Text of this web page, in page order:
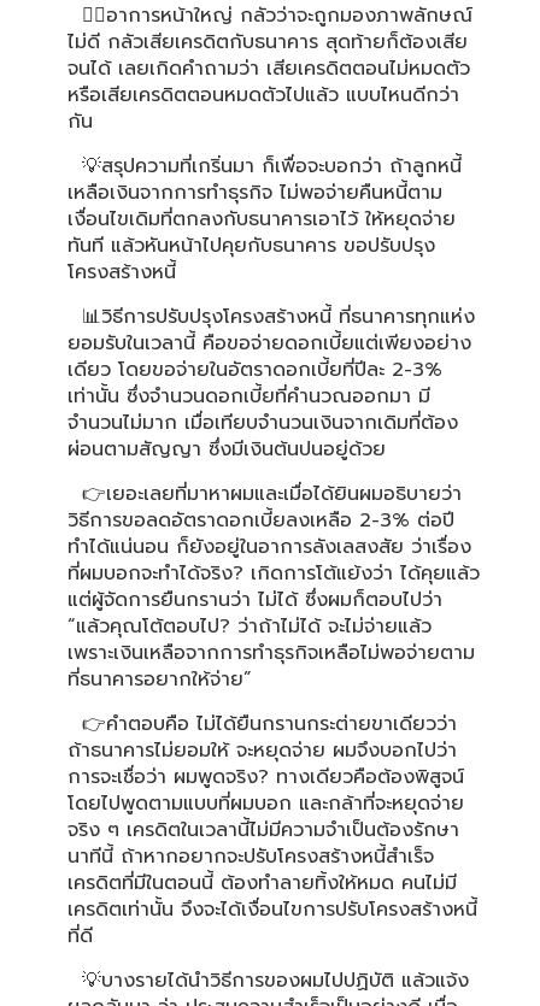
🙍‍♂️อาการหน้าใหญ่ กลัวว่าจะถูกมองภาพลักษณ์
ไม่ดี กลัวเสียเครดิตกับธนาคาร สุดท้ายก็ต้องเสีย
จนได้ เลยเกิดคำถามว่า เสียเครดิตตอนไม่หมดตัว
หรือเสียเครดิตตอนหมดตัวไปแล้ว แบบไหนดีกว่า
กัน
💡สรุปความที่เกริ่นมา ก็เพื่อจะบอกว่า ถ้าลูกหนี้
เหลือเงินจากการทำธุรกิจ ไม่พอจ่ายคืนหนี้ตาม
เงื่อนไขเดิมที่ตกลงกับธนาคารเอาไว้ ให้หยุดจ่าย
ทันที แล้วหันหน้าไปคุยกับธนาคาร ขอปรับปรุง
โครงสร้างหนี้
📊วิธีการปรับปรุงโครงสร้างหนี้ ที่ธนาคารทุกแห่ง
ยอมรับในเวลานี้ คือขอจ่ายดอกเบี้ยแต่เพียงอย่าง
เดียว โดยขอจ่ายในอัตราดอกเบี้ยที่ปีละ 2-3%
เท่านั้น ซึ่งจำนวนดอกเบี้ยที่คำนวณออกมา มี
จำนวนไม่มาก เมื่อเทียบจำนวนเงินจากเดิมที่ต้อง
ผ่อนตามสัญญา ซึ่งมีเงินต้นปนอยู่ด้วย
👉เยอะเลยที่มาหาผมและเมื่อได้ยินผมอธิบายว่า
วิธีการขอลดอัตราดอกเบี้ยลงเหลือ 2-3% ต่อปี
ทำได้แน่นอน ก็ยังอยู่ในอาการลังเลสงสัย ว่าเรื่อง
ที่ผมบอกจะทำได้จริง? เกิดการโต้แย้งว่า ได้คุยแล้ว
แต่ผู้จัดการยืนกรานว่า ไม่ได้ ซึ่งผมก็ตอบไปว่า
“แล้วคุณโต้ตอบไป? ว่าถ้าไม่ได้ จะไม่จ่ายแล้ว
เพราะเงินเหลือจากการทำธุรกิจเหลือไม่พอจ่ายตาม
ที่ธนาคารอยากให้จ่าย”
👉คำตอบคือ ไม่ได้ยืนกรานกระต่ายขาเดียวว่า
ถ้าธนาคารไม่ยอมให้ จะหยุดจ่าย ผมจึงบอกไปว่า
การจะเชื่อว่า ผมพูดจริง? ทางเดียวคือต้องพิสูจน์
โดยไปพูดตามแบบที่ผมบอก และกล้าที่จะหยุดจ่าย
จริง ๆ เครดิตในเวลานี้ไม่มีความจำเป็นต้องรักษา
นาทีนี้ ถ้าหากอยากจะปรับโครงสร้างหนี้สำเร็จ
เครดิตที่มีในตอนนี้ ต้องทำลายทิ้งให้หมด คนไม่มี
เครดิตเท่านั้น จึงจะได้เงื่อนไขการปรับโครงสร้างหนี้
ที่ดี
💡บางรายได้นำวิธีการของผมไปปฏิบัติ แล้วแจ้ง